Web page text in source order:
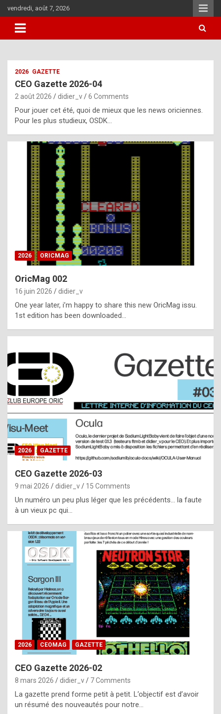
to
content
vendredi, août 7, 2026
i
u
l
y
d
i
ff
i
l
t
t
s
t
a
s
i
e
f
o
m
m
a
y
b
e
b
y
g
e
n
2026 GAZETTE
CEO Gazette 2026-04
2 août 2026 didier_v 6 Comments
Pour jouer cet été, quoi de mieux que les news oriciennes.
Pour les plus studieux, OSDK…
2026 ORICMAG
OricMag 002
16 juin 2026 didier_v
One year later, i’m happy to share this new OricMag issu.
1st edition has been downloaded…
2026 GAZETTE
CEO Gazette 2026-03
9 mai 2026 didier_v 15 Comments
Un numéro un peu plus léger que les précédents… la faute
à un vieux pc qui…
2026 CEOMAG GAZETTE
CEO Gazette 2026-02
8 mars 2026 didier_v 7 Comments
La gazette prend forme petit à petit. L’objectif est d’avoir
un résumé des nouveautés pour notre…